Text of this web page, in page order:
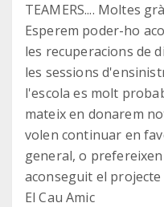
TEAMERS.... Moltes
Esperem poder-ho
les recuperacions de
les sessions
l'escola es molt
mateix en donarem
volen continuar en
general, o
aconseguit el projecte
El Cau Amic